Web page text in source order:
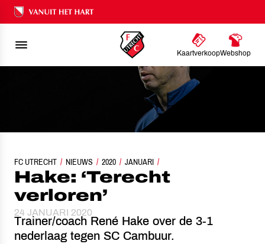
Ons nalatenschap
KaartverkoopWebshop
FC UTRECHT NIEUWS 2020 JANUARI
HAKE: ‘TERECHT VERLOREN’
Hake: ‘Terecht
verloren’
24 JANUARI 2020
Trainer/coach René Hake over de 3-1
nederlaag tegen SC Cambuur.